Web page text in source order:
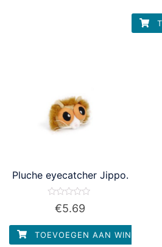
Pluche eyecatcher Jippo.
Waardering
5
€5.69
TOEVOEGEN AAN